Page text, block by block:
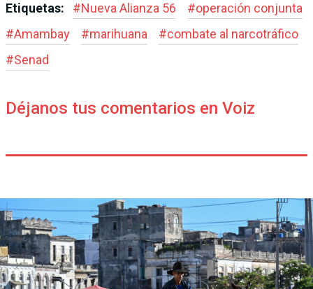
Etiquetas: #Nueva Alianza 56 #operación conjunta
#Amambay #marihuana #combate al narcotráfico
#Senad
Déjanos tus comentarios en Voiz